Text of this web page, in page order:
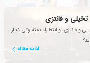
تخیلی و فانتزی
و فانتزی، و انتظارات متفاوتی که از
ادامه مقاله